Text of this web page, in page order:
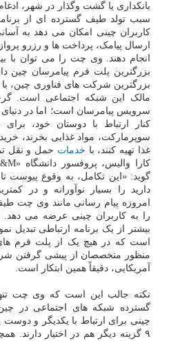
بانکداری یا گشت وگذار در شهر،
سبب تولد طیف گسترده ای از
کاربران چینی امکان می دهد به
ارسال پیامک، پرداخت ها و رزرو
انجام دهند. وی چت را می توان با
بزرگترین پلت فرم پیامرسان چین
مالک این شبکه اجتماعی است.
سرویس پیامرسان است؛ اما در
کنار ارتباط با دوستان خود، برای
سوپرمارکت، مواد غذایی بخرند، خرید
غذا تهیه کنند، با خدمات حمل و نقل
گوید: «این تکامل، به وقوع پیوست
دارید را بسیار نوآورانه و در
امروزه پیام رسانی مانند وی چت
را به کاربران چینی عرضه می
بیشتر از یک برنامه ارتباطی تبدیل
است که در هیچ یک از پلت فرم های
منظور متخصصان از پیشی گرفتن
آمریکایی، دقیقاً همین ابتکار است.
نکته جالب این است که وی چت
گسترده شبکه های اجتماعی در
چینی برای ارتباط با یکدیگر و دوست
۹ گزینه دیگر هم در اختیار